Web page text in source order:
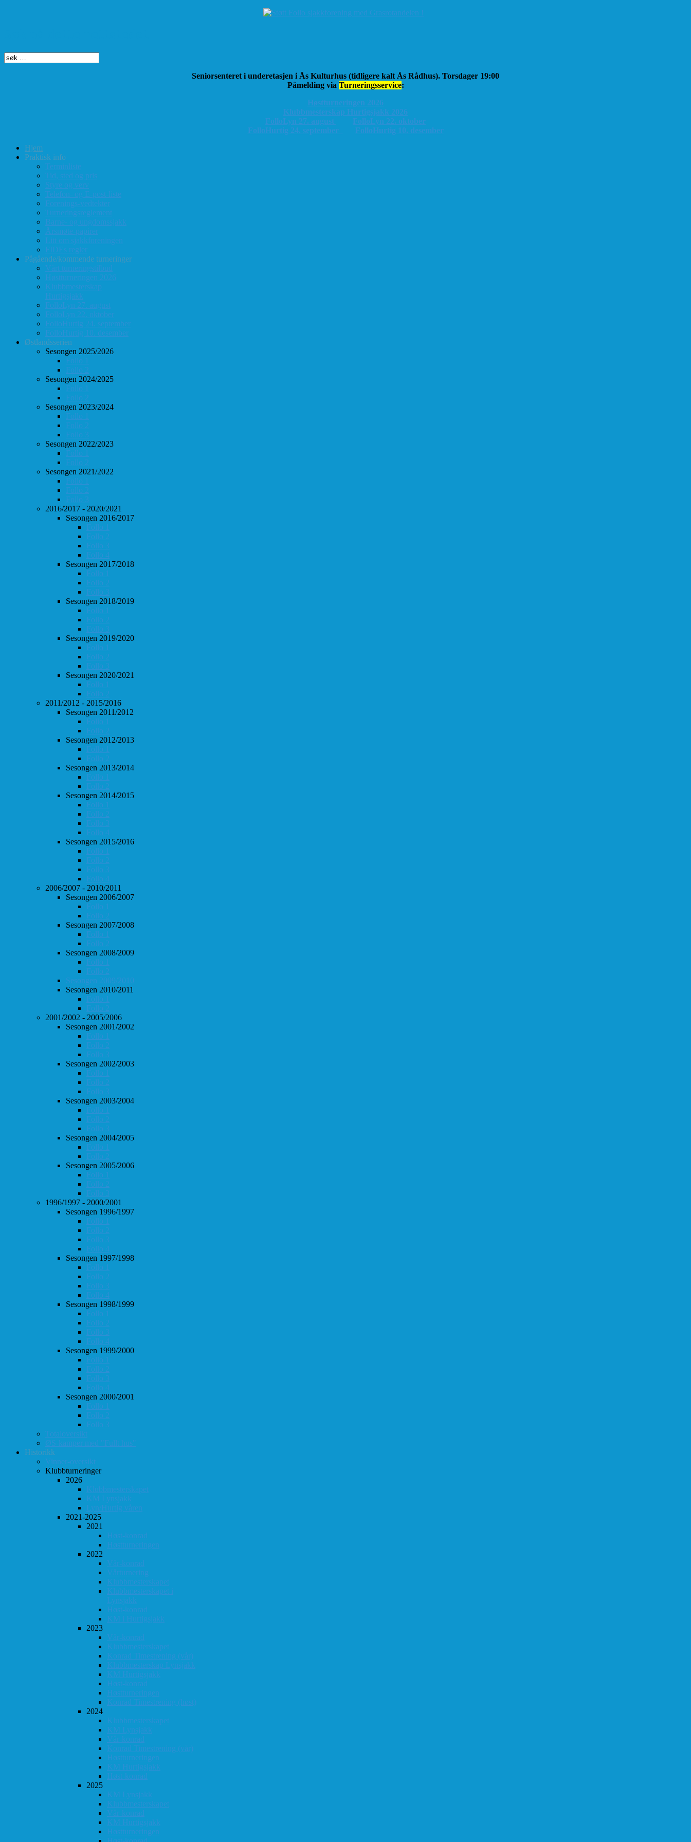
Seniorsenteret i underetasjen i Ås Kulturhus (tidligere kalt Ås Rådhus). Torsdager 19:00
Påmelding via Turneringsservice:
Høstturneringen 2026
Klubbmesterskap Hurtigsjakk 2026
FolloLyn 27. august
FolloLyn 22. oktober
FolloHurtig 24. september
FolloHurtig 10. desember
Hjem
Praktisk info
Terminliste
Tid, sted og pris
Styre og verv
Telefon- og E-post-liste
Forenings-vedtekter
Turneringsreglement
Barne- og ungdomssjakk
Årsmøte-papirer
Litt om sjakkforeningen
FIDEs regler
Pågående/kommende turneringer
Vårt turneringstilbud
Høstturneringen 2026
Klubbmesterskap
Hurtigsjakk
FolloLyn 27. august
FolloLyn 22. oktober
FolloHurtig 24. september
FolloHurtig 10. desember
Østlandsserien
Sesongen 2025/2026
Follo 1
Follo 2
Sesongen 2024/2025
Follo 1
Follo 2
Sesongen 2023/2024
Follo 1
Follo 2
Follo 3
Sesongen 2022/2023
Follo 1
Follo 2
Sesongen 2021/2022
Follo 1
Follo 2
Follo 3
2016/2017 - 2020/2021
Sesongen 2016/2017
Follo 1
Follo 2
Follo 3
Follo 4
Sesongen 2017/2018
Follo 1
Follo 2
Follo 3
Sesongen 2018/2019
Follo 1
Follo 2
Follo 3
Sesongen 2019/2020
Follo 1
Follo 2
Follo 3
Sesongen 2020/2021
Follo 1
Follo 2
2011/2012 - 2015/2016
Sesongen 2011/2012
Follo 1
Follo 2
Sesongen 2012/2013
Follo 1
Follo 2
Sesongen 2013/2014
Follo 1
Follo 2
Sesongen 2014/2015
Follo 1
Follo 2
Follo 3
Follo 4
Sesongen 2015/2016
Follo 1
Follo 2
Follo 3
Follo 4
2006/2007 - 2010/2011
Sesongen 2006/2007
Follo 1
Follo 2
Sesongen 2007/2008
Follo 1
Follo 2
Sesongen 2008/2009
Follo 1
Follo 2
Sesongen 2009/2010
Sesongen 2010/2011
Follo 1
Follo 2
2001/2002 - 2005/2006
Sesongen 2001/2002
Follo 1
Follo 2
Follo 3
Sesongen 2002/2003
Follo 1
Follo 2
Follo 3
Sesongen 2003/2004
Follo 1
Follo 2
Follo 3
Sesongen 2004/2005
Follo 1
Follo 2
Sesongen 2005/2006
Follo 1
Follo 2
Follo 3
1996/1997 - 2000/2001
Sesongen 1996/1997
Follo 1
Follo 2
Follo 3
Follo 4
Sesongen 1997/1998
Follo 1
Follo 2
Follo 3
Follo 4
Sesongen 1998/1999
Follo 1
Follo 2
Follo 3
Follo 4
Sesongen 1999/2000
Follo 1
Follo 2
Follo 3
Follo 4
Sesongen 2000/2001
Follo 1
Follo 2
Follo 3
Totaloversikt
ØS-kamper med "Fullt hus"
Historikk
Vinner-oversikt
Klubbturneringer
2026
Klubbmesterskapet
KM Lynsjakk
Lyn/Hurtig våren
2021-2025
2021
Høst-konrad
Høstturneringen
2022
Vår-konrad
Vårturnering
Klubbmesterskapet
Klubbmesterskapet i
Lynsjakk
Høst-konrad
KM i Hurtigsjakk
2023
Vår-konrad
Klubbmesterskapet
Konrad Timestrening (vår)
Klubbmesterskap Lynsjakk
KM Hurtigsjakk
Høst-konrad
Høstturneringen
Konrad Timestrening (høst)
2024
Klubbmesterskapet
KM Lynsjakk
Vår-konrad
Konrad Timestrening (vår)
Høstturneringen
KM Hurtigsjakk
Høst-konrad
2025
KM Lynsjakk
Klubbmesterskapet
Vår-konrad
KM Hurtigsjakk
Høstturneringen